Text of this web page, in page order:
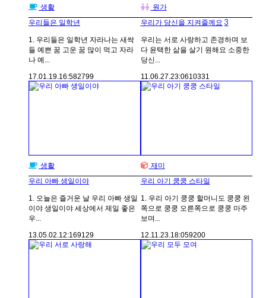
생활
우리들은 일학년
1. 우리들은 일학년 자라나는 새싹
들 예쁜 꿈 고운 꿈 많이 먹고 자라
나 예...
17.01.19.16:582799
원가
우리가 당신을 지켜줄께요 3
우리는 서로 사랑하고 존경하며 보
다 윤택한 삶을 살기 원해요 소중한
당신...
11.06.27.23:0610331
생활
우리 아빠 생일이야
1. 오늘은 즐거운 날 우리 아빠 생일
이야 생일이야 세상에서 제일 좋은
우...
13.05.02.12:169129
재미
우리 아기 쿵쿵 스타일
1. 우리 아기 쿵쿵 할머니도 쿵쿵 왼
쪽으로 쿵쿵 오른쪽으로 쿵쿵 마주
보며...
12.11.23.18:059200